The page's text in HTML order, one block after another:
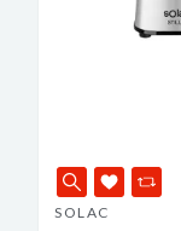
SOLAC